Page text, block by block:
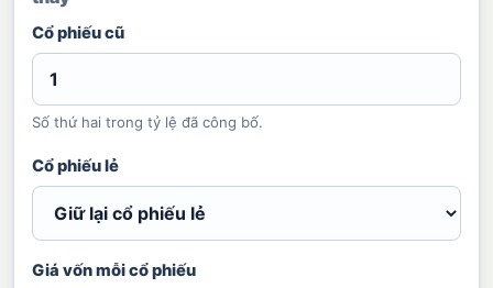
Cổ phiếu cũ
Số thứ hai trong tỷ lệ đã công bố.
Cổ phiếu lẻ
Giá vốn mỗi cổ phiếu